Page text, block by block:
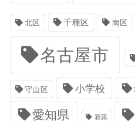
北区 千種区 南区
名古屋市
守山区 小学校
愛知県 新築